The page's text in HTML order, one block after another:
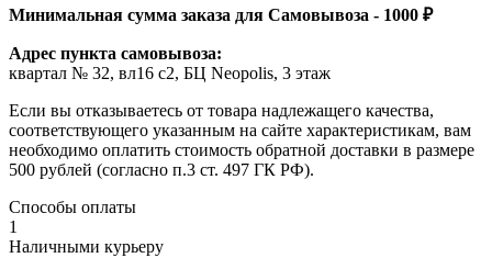
Минимальная сумма заказа для Самовывоза - 1000 ₽
Адрес пункта самовывоза:
квартал № 32, вл16 с2, БЦ Neopolis, 3 этаж
Если вы отказываетесь от товара надлежащего качества,
соответствующего указанным на сайте характеристикам, вам
необходимо оплатить стоимость обратной доставки в размере
500 рублей (согласно п.3 ст. 497 ГК РФ).
Способы оплаты
1
Наличными курьеру